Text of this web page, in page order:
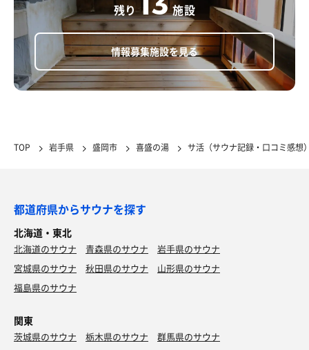
のですが、私の体質には合わないようです😭悲しすぎ
る😭
喜盛のウォーターサーバー
残り 施設
情報募集施設を見る
TOP 岩手県 盛岡市 喜盛の湯 サ活（サウナ記録・口コミ感想
都道府県からサウナを探す
北海道・東北
北海道のサウナ 青森県のサウナ
岩手県のサウナ
宮城県のサウナ
秋田県のサウナ
山形県のサウナ
福島県のサウナ
関東
茨城県のサウナ 栃木県のサウナ
群馬県のサウナ